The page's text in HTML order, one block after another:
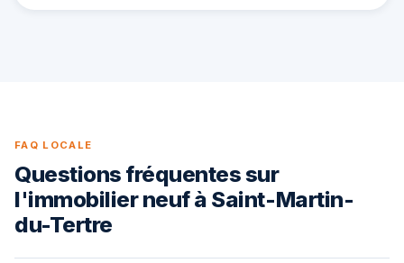
FAQ LOCALE
Questions fréquentes sur
l'immobilier neuf à Saint-Martin-
du-Tertre